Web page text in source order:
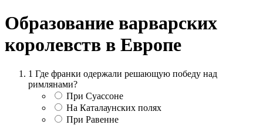
Образование варварских
королевств в Европе
1 Где франки одержали решающую победу над
римлянами?
При Суассоне
На Каталаунских полях
При Равенне